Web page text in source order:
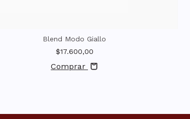
Blend Modo Giallo
$17.600,00
Comprar